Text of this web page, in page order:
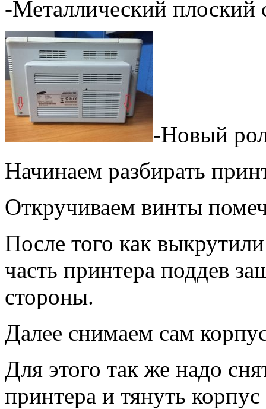
-Металлический плоский
-Новый
Начинаем разбирать
Откручиваем винты
После того как
часть принтера поддев
стороны.
Далее снимаем сам
Для этого так же надо
принтера и тянуть корпус